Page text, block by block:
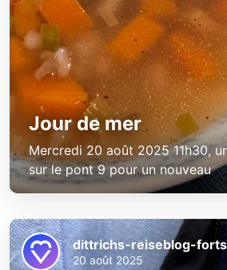
Jour de mer
Mercredi 20 août 2025 11h30,
sur le pont 9 pour un nouveau
dittrichs-reiseblog-
20 août 2025